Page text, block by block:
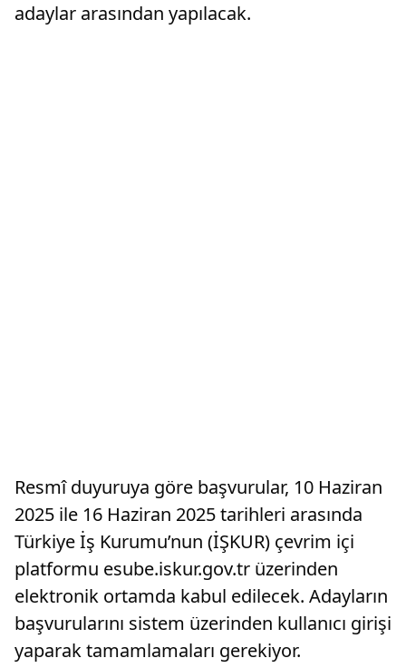
adaylar arasından yapılacak.
Resmî duyuruya göre başvurular, 10 Haziran
2025 ile 16 Haziran 2025 tarihleri arasında
Türkiye İş Kurumu’nun (İŞKUR) çevrim içi
platformu esube.iskur.gov.tr üzerinden
elektronik ortamda kabul edilecek. Adayların
başvurularını sistem üzerinden kullanıcı girişi
yaparak tamamlamaları gerekiyor.